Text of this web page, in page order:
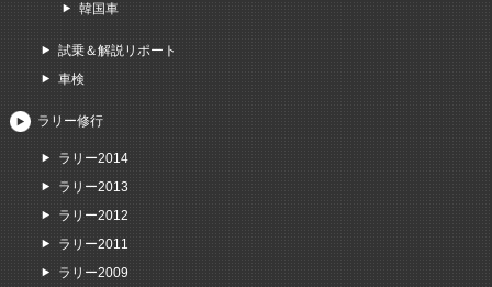
韓国車
試乗＆解説リポート
車検
ラリー修行
ラリー2014
ラリー2013
ラリー2012
ラリー2011
ラリー2009